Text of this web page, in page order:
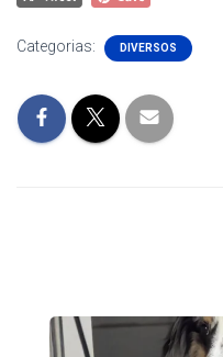
Categorias: DIVERSOS